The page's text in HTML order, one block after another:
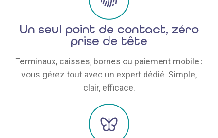
Un seul point de contact, zéro
prise de tête
Terminaux, caisses, bornes ou paiement mobile :
vous gérez tout avec un expert dédié. Simple,
clair, efficace.